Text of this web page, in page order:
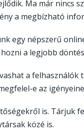
Ma már nincs
a megbízható
egy népszerű
a legjobb
a
e az
is. Tárjuk
közé is.